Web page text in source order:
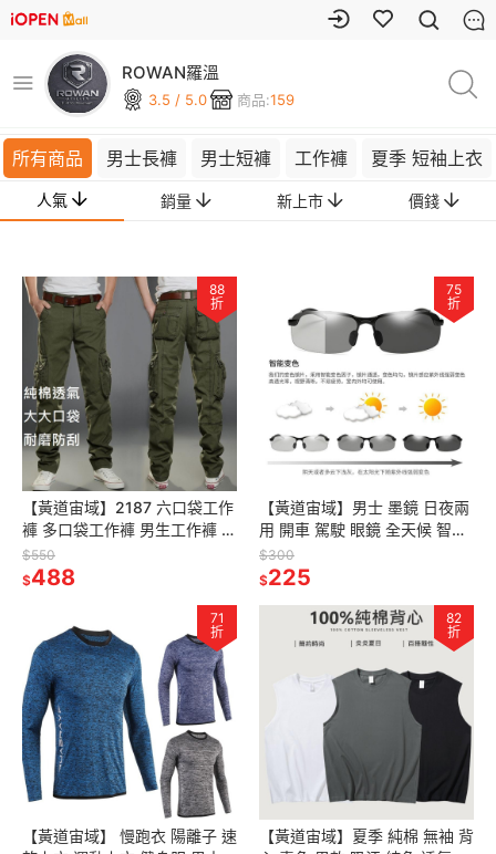
ROWAN羅溫
3.5 / 5.0 商品:159
所有商品 男士長褲 男士短褲 工作褲 夏季 短袖上衣
人氣 銷量 新上市 價錢
88
折
【黃道宙域】2187 六口袋工作
褲 多口袋工作褲 男生工作褲 耐
磨工作褲 側口袋工作褲 大口袋
工作褲 工裝褲男 工作褲男
$550
$488
75
折
【黃道宙域】男士 墨鏡 日夜兩
用 開車 駕駛 眼鏡 全天候 智能
變色 偏光太陽鏡 變色偏光鏡 太
陽眼鏡 釣魚 戶外
$300
$225
71
折
【黃道宙域】 慢跑衣 陽離子 速
82
折
【黃道宙域】夏季 純棉 無袖 背